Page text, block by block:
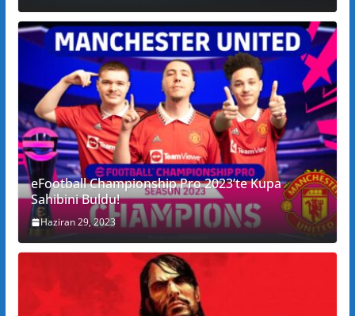
eFootball Championship Pro 2023’te Kupa
Sahibini Buldu!
Haziran 29, 2023